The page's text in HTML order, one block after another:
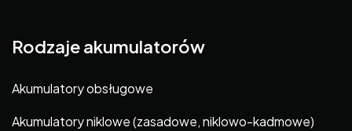
Rodzaje akumulatorów
Akumulatory obsługowe
Akumulatory niklowe (zasadowe, niklowo-kadmowe)